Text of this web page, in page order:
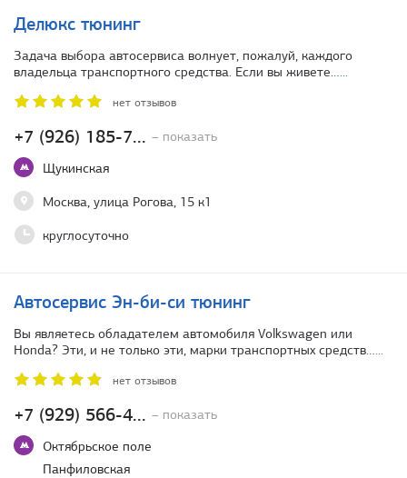
Делюкс тюнинг
+7 (926) 185-7... – показать
Щукинская
Москва, улица Рогова, 15 к1
круглосуточно
Задача выбора автосервиса волнует, пожалуй, каждого
владельца транспортного средства. Если вы живете…...
нет отзывов
Автосервис Эн-би-си тюнинг
+7 (929) 566-4... – показать
Октябрьское поле
Панфиловская
Вы являетесь обладателем автомобиля Volkswagen или
Honda? Эти, и не только эти, марки транспортных средств…...
нет отзывов